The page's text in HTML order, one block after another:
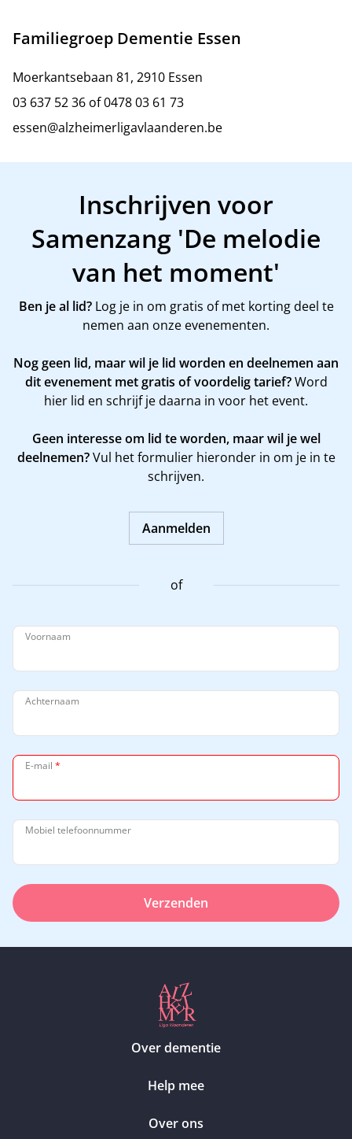
Familiegroep Dementie Essen
Moerkantsebaan 81, 2910 Essen
03 637 52 36 of 0478 03 61 73
essen@alzheimerligavlaanderen.be
Inschrijven voor
Samenzang 'De melodie
van het moment'
Ben je al lid?Log je in om gratis of met korting deel te
nemen aan onze evenementen.
Nog geen lid, maar wil je lid worden en deelnemen aan
dit evenement met gratis of voordelig tarief?Word
hier lid en schrijf je daarna in voor het event.
Geen interesse om lid te worden, maar wil je wel
deelnemen?Vul het formulier hieronder in om je in te
schrijven.
Aanmelden
of
Voornaam
Achternaam
E-mail *
Mobiel telefoonnummer
Verzenden
Over dementie
Help mee
Over ons